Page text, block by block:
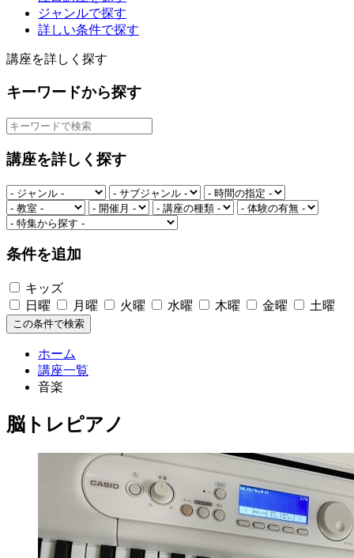
ジャンルで探す
詳しい条件で探す
講座を詳しく探す
キーワードから探す
講座を詳しく探す
条件を追加
キッズ
日曜
月曜 火曜 水曜 木曜 金曜 土曜
この条件で検索
ホーム
講座一覧
音楽
脳トレピアノ